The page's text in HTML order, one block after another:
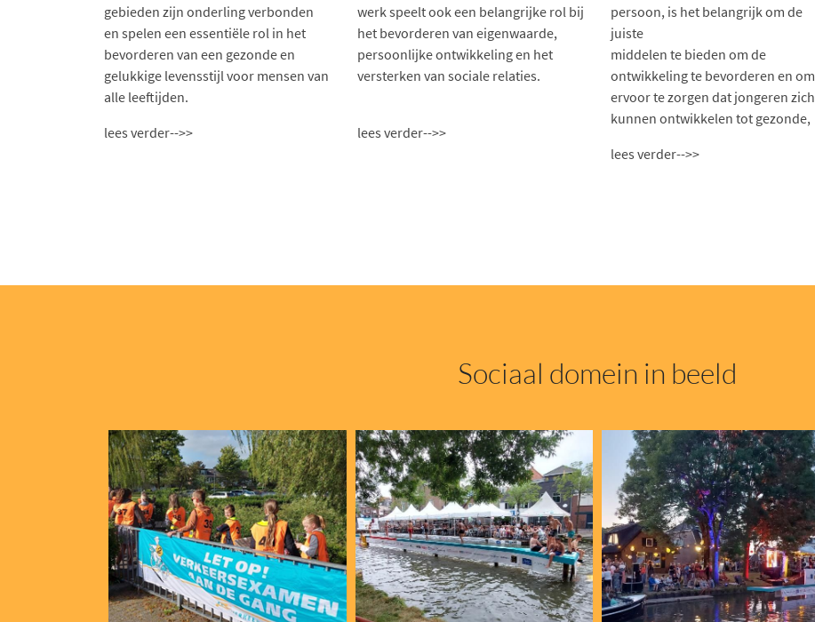
gebieden zijn onderling verbonden
en spelen een essentiële rol in het
bevorderen van een gezonde en
gelukkige levensstijl voor mensen van
alle leeftijden.
lees verder-->>
werk speelt ook een belangrijke rol bij
het bevorderen van eigenwaarde,
persoonlijke ontwikkeling en het
versterken van sociale relaties.
lees verder-->>
persoon, is het belangrijk om de
juiste
middelen te bieden om de
ontwikkeling te bevorderen en om
ervoor te zorgen dat jongeren zich
kunnen ontwikkelen tot gezonde,
lees verder-->>
Sociaal domein in beeld